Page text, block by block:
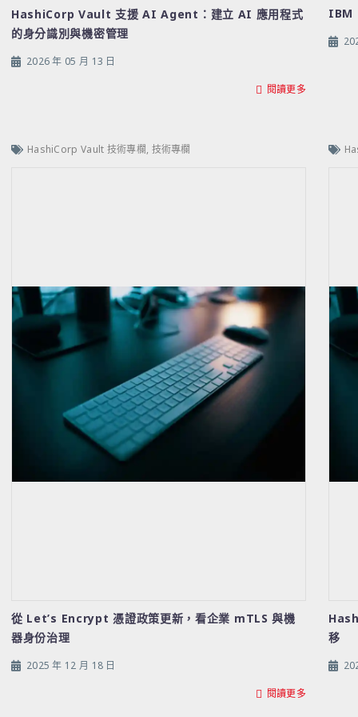
HashiCorp Vault 支援 AI Agent：建立 AI 應用程式
的身分識別與機密管理
2026 年 05 月 13 日
閱讀更多
IBM
HashiCorp Vault 技術專欄, 技術專欄
從 Let’s Encrypt 憑證政策更新，看企業 mTLS 與機
器身份治理
2025 年 12 月 18 日
閱讀更多
移